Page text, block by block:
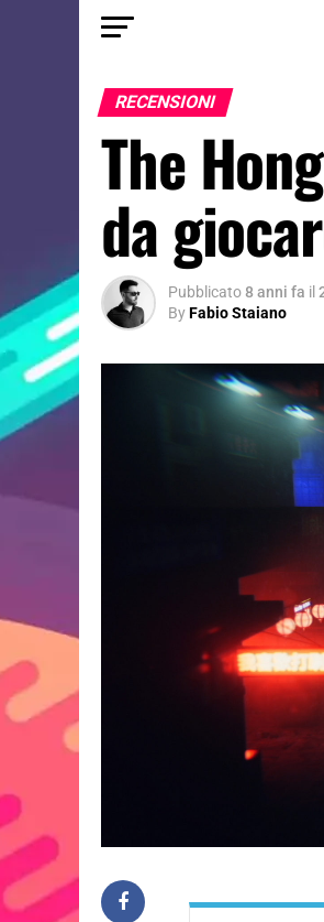
RECENSIONI
The
da
Pubblicato8 anni fa il
ByFabio Staiano